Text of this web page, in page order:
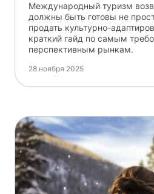
Международный туризм
должны быть готовы не
продать культурно-
краткий гайд по самым
перспективным рынкам.
28 ноября 2025